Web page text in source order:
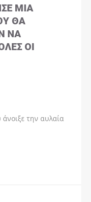
ΜΊΑ
ΘΑ
ΝΑ
ΟΙ
την αυλαία